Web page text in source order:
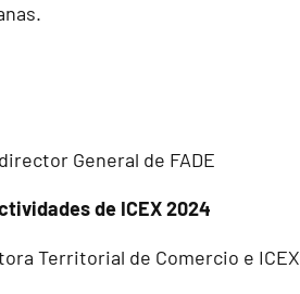
General de FADE
de ICEX 2024
Territorial de Comercio e ICEX